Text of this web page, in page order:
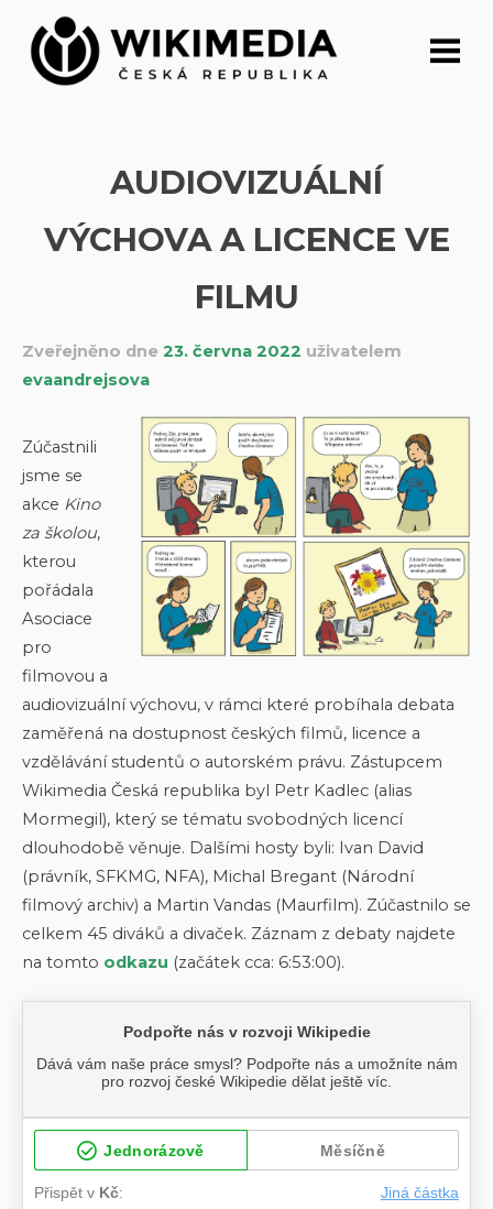
Přeskočit
obsah
AUDIOVIZUÁLNÍ
VÝCHOVA A LICENCE VE
FILMU
Zveřejněno dne 23. června 2022 uživatelem
evaandrejsova
Zúčastnili
jsme se
akce Kino
za školou,
kterou
pořádala
Asociace
pro
filmovou a
audiovizuální výchovu, v rámci které probíhala debata
zaměřená na dostupnost českých filmů, licence a
vzdělávání studentů o autorském právu. Zástupcem
Wikimedia Česká republika byl Petr Kadlec (alias
Mormegil), který se tématu svobodných licencí
dlouhodobě věnuje. Dalšími hosty byli: Ivan David
(právník, SFKMG, NFA), Michal Bregant (Národní
filmový archiv) a Martin Vandas (Maurfilm). Zúčastnilo se
celkem 45 diváků a divaček. Záznam z debaty najdete
na tomto odkazu (začátek cca: 6:53:00).